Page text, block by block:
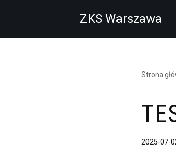
do
ZKS Warszawa
Strona
2025-07-